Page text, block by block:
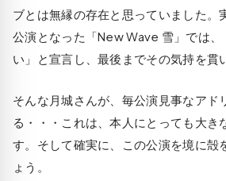
ブとは無縁の存在と思っていました。
公演となった「New Wave 雪」では、
い」と宣言し、最後までその気持を貫
そんな月城さんが、毎公演見事なアド
る・・・これは、本人にとっても大き
す。そして確実に、この公演を境に殻
ょう。